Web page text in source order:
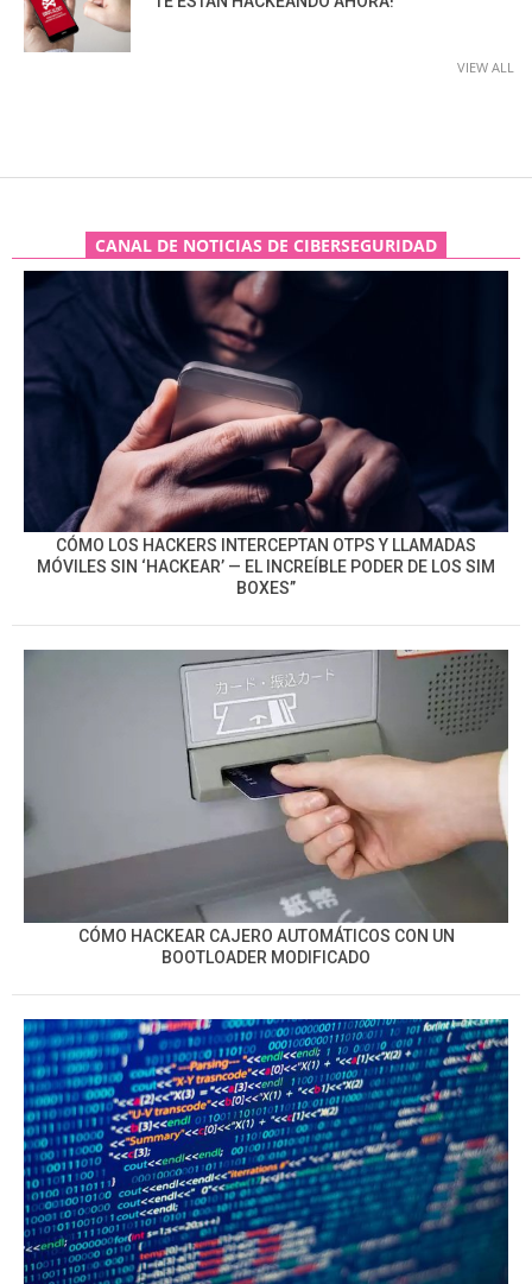
VIEW ALL
CANAL DE NOTICIAS DE CIBERSEGURIDAD
CÓMO LOS HACKERS INTERCEPTAN OTPS Y LLAMADAS
MÓVILES SIN ‘HACKEAR’ — EL INCREÍBLE PODER DE LOS SIM
BOXES”
CÓMO HACKEAR CAJERO AUTOMÁTICOS CON UN
BOOTLOADER MODIFICADO